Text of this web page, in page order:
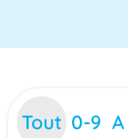
Tout 0-9 A